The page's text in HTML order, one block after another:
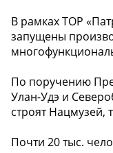
В рамках ТОР
запущены
По поручению
Улан-Удэ и
строят Нацмузей,
Почти 20 тыс.